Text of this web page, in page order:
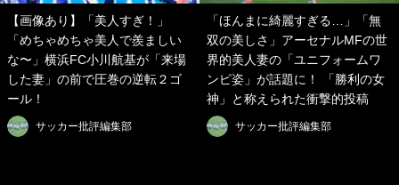
【画像あり】「美人すぎ！」
「めちゃめちゃ美人で羨ましい
な〜」横浜FC小川航基が「来場
した妻」の前で圧巻の逆転２ゴ
ール！
サッカー批評編集部
「ほんまに綺麗すぎる…」「無
双の美しさ」アーセナルMFの世
界的美人妻の「ユニフォームワ
ンピ姿」が話題に！ 「勝利の女
神」と称えられた衝撃的投稿
サッカー批評編集部